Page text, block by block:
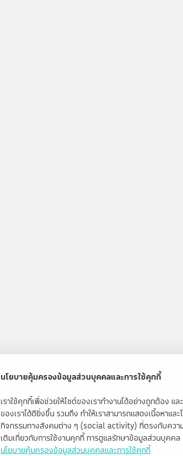
นโยบายคุ้มครองข้อมูลส่วนบุคคลและการใช้คุกกี้
เราใช้คุกกี้เพื่อช่วยให้ไซต์ของเราทำงานได้อย่างถูกต้อง
ของเราได้ดียิ่งขึ้น รวมถึง ทำให้เราสามารถแสดงเนื้อหาแ
กิจกรรมทางสังคมต่าง ๆ (social activity) ที่ตรงกับควา
เติมเกี่ยวกับการใช้งานคุกกี้ การดูแลรักษาข้อมูลส่วนบุคค
นโยบายคุ้มครองข้อมูลส่วนบุคคลและการใช้คุกกี้